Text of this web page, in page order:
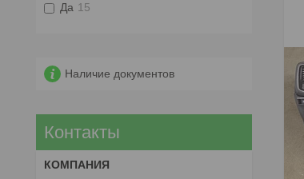
Да 15
Наличие документов
Контакты